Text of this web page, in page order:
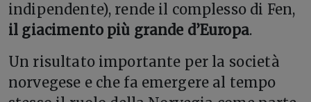
indipendente), rende il complesso di Fen,
il giacimento più grande d’Europa.
Un risultato importante per la società
norvegese e che fa emergere al tempo